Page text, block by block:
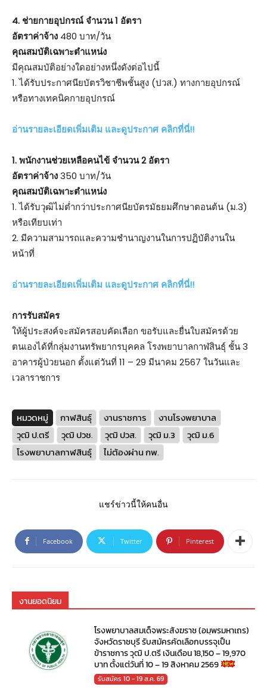
4. ช่ายกายอุปกรณ์ จำนวน 1 อัตรา
อัตราค่าจ้าง 480 บาท/วัน
คุณสมบัติเฉพาะตำแหน่ง
มีคุณสมบัติอย่างใดอย่างหนึ่งดังต่อไปนี้
1. ได้รับประกาศนียบัตรวิชาชีพชั้นสูง (ปวส.) ทางกายอุปกรณ์
หรือทางเทคนิคกายอุปกรณ์
อ่านรายละเอียดเพิ่มเติม และดูประกาศ คลิกที่นี่!!
1. พนักงานช่วยเหลือคนไข้ จำนวน 2 อัตรา
อัตราค่าจ้าง350 บาท/วัน
คุณสมบัติเฉพาะตำแหน่ง
1. ได้รับวุฒิไม่ต่ำกว่าประกาศนียบัตรมัธยมศึกษาตอนต้น (ม.3)
หรือเทียบเท่า
2. มีความสามารถและความชำนาญงานในการปฏิบัติงานใน
หน้าที่
อ่านรายละเอียดเพิ่มเติม และดูประกาศ คลิกที่นี่!!
การรับสมัคร
ให้ผู้ประสงค์จะสมัครสอบคัดเลือก ขอรับและยื่นใบสมัครด้วย
ตนเองได้ที่กลุ่มงานทรัพยากรบุคคล โรงพยาบาลกาฬสินธุ์ ชั้น 3
อาคารผู้ป่วยนอก ตั้งแต่วันที่ 11 – 29 มีนาคม 2567 ในวันและ
เวลาราชการ
หมวดหมู่ กาฬสินธุ์ งานราชการ
งานโรงพยาบาล
วุฒิ ป.ตรี
วุฒิ ปวช. วุฒิ ปวส. วุฒิ ม.3
วุฒิ ม.6
โรงพยาบาลกาฬสินธุ์
ไม่ต้องผ่าน กพ.
แชร์ข่าวนี้ให้คนอื่น
Facebook Twitter Pinterest
งานยอดนิยม
โรงพยาบาลสมเด็จพระสังฆราช (อมฺพรมหาเถร)
จังหวัดราชบุรี รับสมัครคัดเลือกบรรจุเป็น
ข้าราชการ วุฒิ ป.ตรี เงินเดือน 18,150 – 19,970
บาท ตั้งแต่วันที่ 10 – 19 สิงหาคม 2569
รับสมัคร 10 - 19 ส.ค. 69